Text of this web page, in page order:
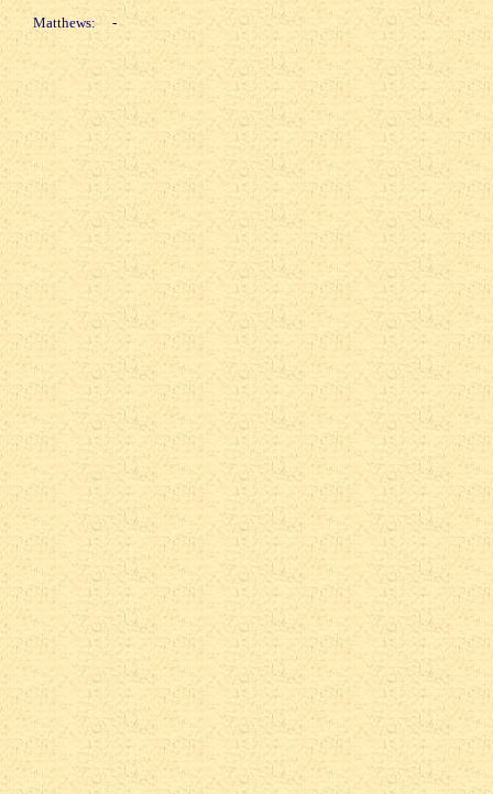
Matthews: -